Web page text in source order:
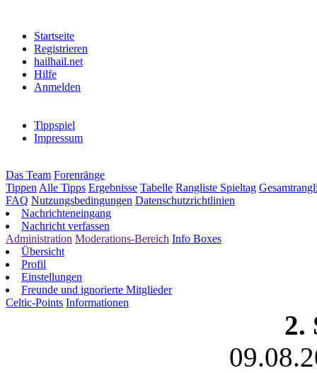
Startseite
Registrieren
hailhail.net
Hilfe
Anmelden
Tippspiel
Impressum
Das Team Forenränge
Tippen Alle Tipps Ergebnisse Tabelle Rangliste Spieltag
FAQ Nutzungsbedingungen Datenschutzrichtlinien
Nachrichteneingang
Nachricht verfassen
Administration Moderations-Bereich Info Boxes
Übersicht
Profil
Einstellungen
Freunde und ignorierte Mitglieder
Celtic-Points Informationen
2.